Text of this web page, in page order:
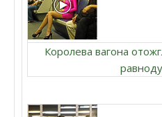
Королева вагона